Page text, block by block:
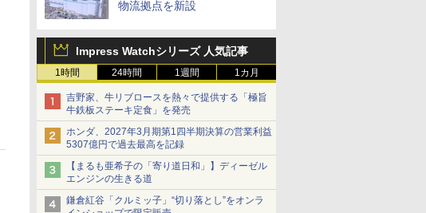
物流拠点を新設
Impress Watchシリーズ 人気記事
1時間 24時間 1週間 1カ月
吉野家、牛リブロースを熱々で提供する「極旨
牛鉄板ステーキ定食」を発売
ホンダ、2027年3月期第1四半期決算の営業利益
5307億円で過去最高を記録
【まるも亜希子の「寄り道日和」】ディーゼル
エンジンの生きる道
鎌倉紅谷「クルミッ子」“切り落とし”をオンラ